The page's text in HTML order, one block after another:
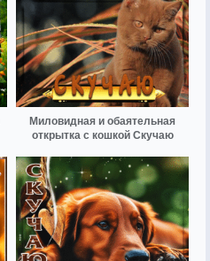
Миловидная и обаятельная
открытка с кошкой Скучаю